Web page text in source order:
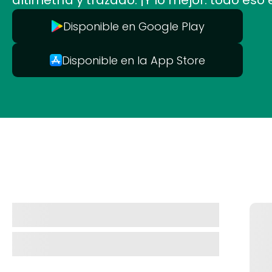
Disponible en Google Play
Disponible en la App Store